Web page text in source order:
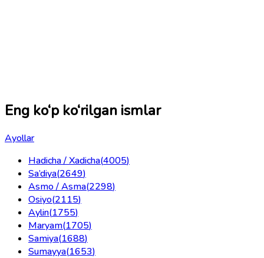
Eng ko‘p ko‘rilgan ismlar
Ayollar
Hadicha / Xadicha(4005)
Sa’diya(2649)
Asmo / Asma(2298)
Osiyo(2115)
Aylin(1755)
Maryam(1705)
Samiya(1688)
Sumayya(1653)